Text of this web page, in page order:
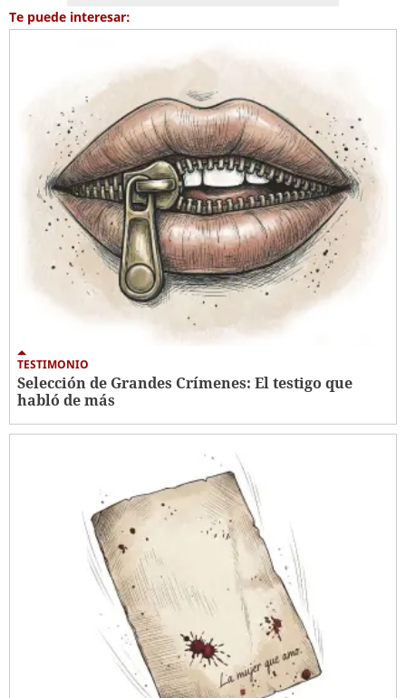
Te puede interesar:
TESTIMONIO
Selección de Grandes Crímenes: El testigo que
habló de más